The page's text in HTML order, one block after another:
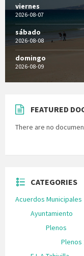
viernes
2026-08-07
sábado
2026-08-08
domingo
2026-08-09
FEATURED
There are no
CATEGORIES
Acuerdos Municipales
Ayuntamiento
Plenos
Plenos